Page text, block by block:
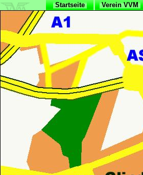
Startseite Verein VVM